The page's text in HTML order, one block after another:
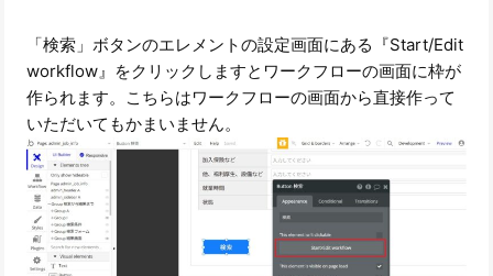
「検索」ボタンのエレメントの設定画面にある『Start/Edit
workflow』をクリックしますとワークフローの画面に枠が
作られます。こちらはワークフローの画面から直接作って
いただいてもかまいません。